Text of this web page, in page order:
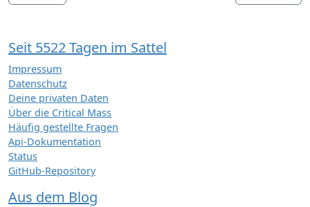
Seit 5522 Tagen im Sattel
Impressum
Datenschutz
Deine privaten Daten
Über die Critical Mass
Häufig gestellte Fragen
Api-Dokumentation
Status
GitHub-Repository
Aus dem Blog